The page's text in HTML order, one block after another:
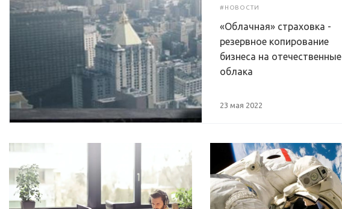
#НОВОСТИ
«Облачная» страховка -
резервное копирование
бизнеса на отечественные
облака
23 мая 2022